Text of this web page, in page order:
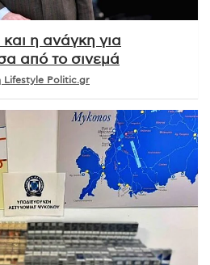
και η ανάγκη για
από το σινεμά
Lifestyle Politic.gr